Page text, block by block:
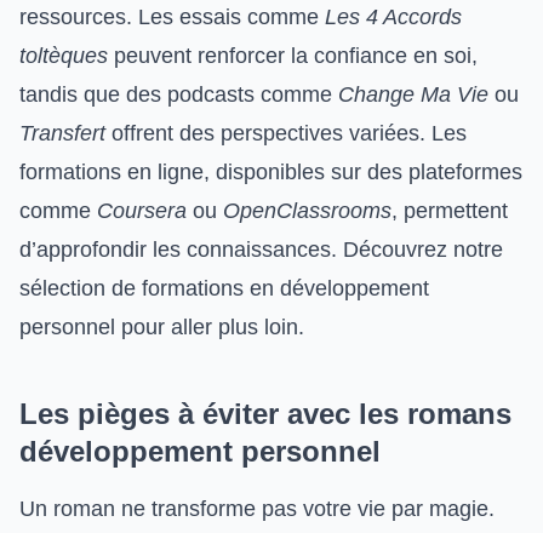
ressources. Les essais comme Les 4 Accords
toltèques peuvent renforcer la confiance en soi,
tandis que des podcasts comme Change Ma Vie ou
Transfertoffrent des perspectives variées. Les
formations en ligne, disponibles sur des plateformes
comme Coursera ou OpenClassrooms, permettent
d’approfondir les connaissances. Découvrez notre
sélection de formations en développement
personnel pour aller plus loin.
Les pièges à éviter avec les romans
développement personnel
Un roman ne transforme pas votre vie par magie.